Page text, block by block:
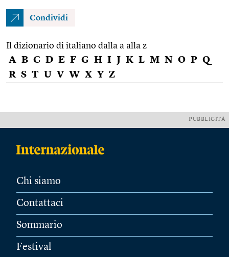
Condividi
Il dizionario di italiano dalla a alla z
A B C D E F G H I J K L M N O P Q
R S T U V W X Y Z
PUBBLICITÀ
Chi siamo
Contattaci
Sommario
Festival